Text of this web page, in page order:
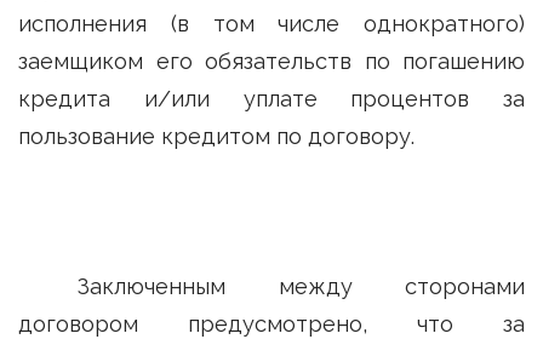
исполнения (в том числе однократного)
заемщиком его обязательств по погашению
кредита и/или уплате процентов за
пользование кредитом по договору.
Заключенным между сторонами
договором предусмотрено, что за